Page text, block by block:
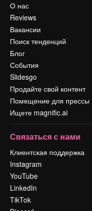
О нас
Reviews
Вакансии
Поиск тенденций
Блог
События
Slidesgo
Продайте свой контент
Помещение для прессы
Ищете magnific.ai
Связаться с нами
Клиентская поддержка
Instagram
YouTube
LinkedIn
TikTok